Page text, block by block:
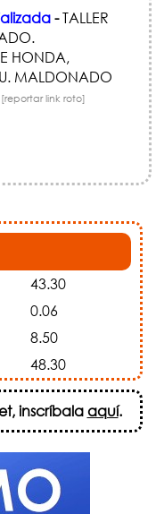
-TALLER
HONDA,
MALDONADO
[reportar link roto]
43.30
0.06
8.50
48.30
inscríbalaaquí.